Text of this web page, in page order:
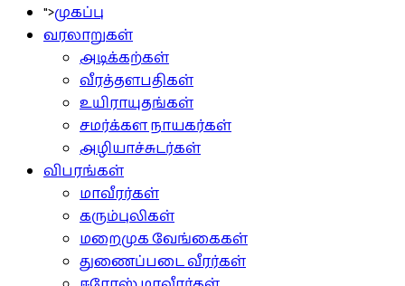
">முகப்பு
வரலாறுகள்
அடிக்கற்கள்
வீரத்தளபதிகள்
உயிராயுதங்கள்
சமர்க்கள நாயகர்கள்
அழியாச்சுடர்கள்
விபரங்கள்
மாவீரர்கள்
கரும்புலிகள்
மறைமுக வேங்கைகள்
துணைப்படை வீரர்கள்